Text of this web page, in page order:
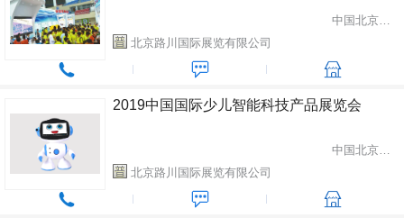
中国北京市朝阳区
北京路川国际展览有限公司
2019中国国际少儿智能科技产品展览会
中国北京市朝阳区
北京路川国际展览有限公司